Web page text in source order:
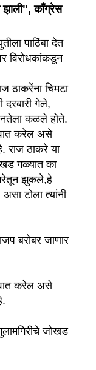
काँग्रेस
पाठिंबा देत
विरोधकांकडून
ठाकरेंना चिमटा
गेले,
कळले होते.
करेल असे
राज ठाकरे या
गळ्यात का
झुकले,हे
असा टोला त्यांनी
बरोबर जाणार
करेल असे
जोखड